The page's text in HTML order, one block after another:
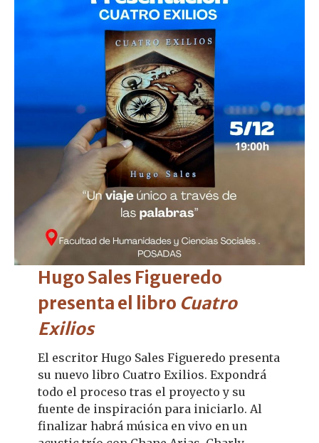
Hugo Sales Figueredo
presenta el libro Cuatro
Exilios
El escritor Hugo Sales Figueredo presenta
su nuevo libro Cuatro Exilios. Expondrá
todo el proceso tras el proyecto y su
fuente de inspiración para iniciarlo. Al
finalizar habrá música en vivo en un